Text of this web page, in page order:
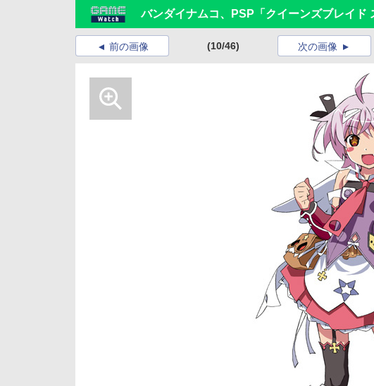
バンダイナムコ、PSP「クイーンズブレイド
前の画像 (10/46) 次の画像